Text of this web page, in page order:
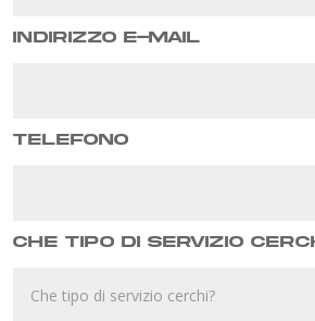
Indirizzo e-mail
Telefono
Che tipo di servizio